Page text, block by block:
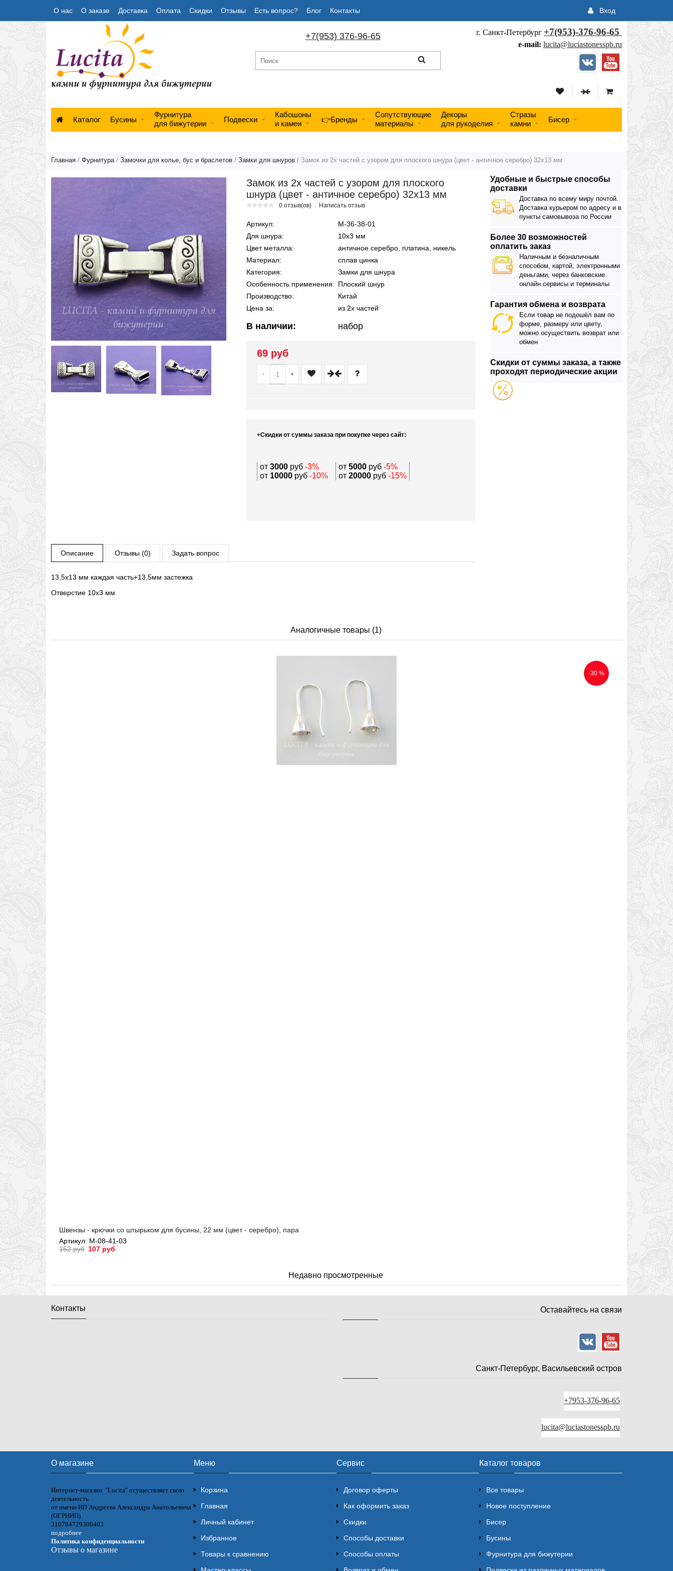
О нас О заказе Доставка Оплата Скидки Отзывы Есть вопрос? Блог Контакты Вход
г. Санкт-Петербург +7(953)-376-96-65
e-mail: lucita@luciastonesspb.ru
+7(953) 376-96-65
Каталог Бусины
Фурнитура
для бижутерии
Подвески
Кабошоны
и камеи
👉Бренды
Сопутствующие
материалы
Декоры
для рукоделия
Стразы
камни
Бисер
Главная / Фурнитура/ Замочки для колье, бус и браслетов / Замки для шнуров / Замок из 2х частей с узором для плоского шнура (цвет - античное серебро) 32х13 мм
Удобные и быстрые способы
доставки
Доставка по всему миру почтой.
Доставка курьером по адресу и в
пункты самовывоза по России
Более 30 возможностей
оплатить заказ
Наличным и безналичным
способом, картой, электронными
деньгами, через банковские
онлайн сервисы и терминалы
Гарантия обмена и возврата
Если товар не подошёл вам по
форме, размеру или цвету,
можно осуществить возврат или
обмен
Скидки от суммы заказа, а также
проходят периодические акции
Замок из 2х частей с узором для плоского
шнура (цвет - античное серебро) 32х13 мм
0 отзыв(ов) Написать отзыв
Артикул:
М-36-38-01
Для шнура:
10х3 мм
Цвет металла:
античное серебро, платина, никель
Материал:
сплав цинка
Категория:
Замки для шнура
Особенность применения: Плоский шнур
Производство:
Китай
Цена за:
из 2х частей
В наличии: набор
69 руб
- +
+Скидки от суммы заказа при покупке через сайт:
от3000руб -3% от 5000руб-5%
от 10000руб -10% от 20000руб -15%
Описание Отзывы (0) Задать вопрос
13,5х13 мм каждая часть+13,5мм застежка
Отверстие 10х3 мм
Аналогичные товары (1)
-30 %
Швензы - крючки со штырьком для бусины, 22 мм (цвет - серебро), пара
Артикул: М-08-41-03
152 руб 107 руб
Недавно просмотренные
Контакты Оставайтесь на связи
Санкт-Петербург, Васильевский остров
+7953-376-96-65
lucita@luciastonesspb.ru
О магазине
Интернет-магазин "Lucita" осуществляет свою
деятельность
от имени ИП Андреева Александра Анатольевича
(ОГРНИП)
310784729300403
подробнее
Политика конфиденциальности
Отзывы о магазине
Меню
Корзина
Главная
Личный кабинет
Избранное
Товары к сравнению
Сервис
Договор оферты
Как оформить заказ
Скидки
Способы доставки
Способы оплаты
Каталог товаров
Все товары
Новое поступление
Бисер
Бусины
Фурнитура для бижутерии